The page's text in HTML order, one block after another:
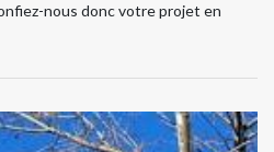
nous donc votre projet en